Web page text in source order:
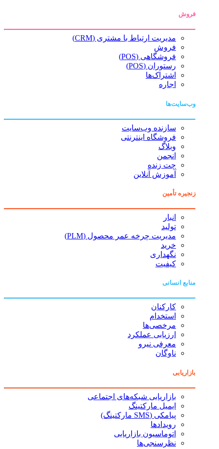
فروش
مدیریت ارتباط با مشتری (CRM)
فروش
فروشگاهی (POS)
رستوران (POS)
اشتراک‌ها
اجاره
وب‌سایت‌ها
سازنده وب‌سایت
فروشگاه اینترنتی
وبلاگ
انجمن
چت زنده
آموزش آنلاین
زنجیره تأمین
انبار
تولید
مدیریت چرخه عمر محصول (PLM)
خرید
نگهداری
کیفیت
منابع انسانی
کارکنان
استخدام
مرخصی‌ها
ارزیابی عملکرد
معرفی نیرو
ناوگان
بازاریابی
بازاریابی شبکه‌های اجتماعی
ایمیل مارکتینگ
پیامکی (SMS مارکتینگ)
رویدادها
اتوماسیون بازاریابی
نظرسنجی‌ها